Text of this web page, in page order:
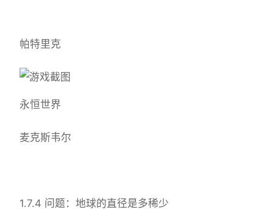
帕特里克
永恒世界
麦克斯韦尔
1.7.4 问题：地球的直径是多稀少